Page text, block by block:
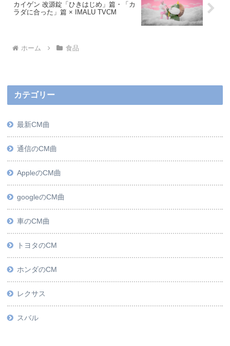
カイゲン 改源錠「ひきはじめ」篇・「カ
ラダに合った」篇 × IMALU TVCM
ホーム 食品
カテゴリー
最新CM曲
通信のCM曲
AppleのCM曲
googleのCM曲
車のCM曲
トヨタのCM
ホンダのCM
レクサス
スバル